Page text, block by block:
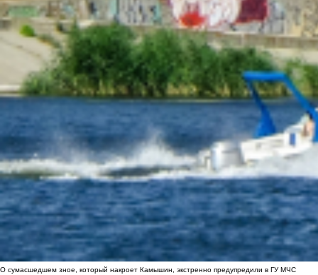
О сумасшедшем зное, который накроет Камышин, экстренно предупредили в ГУ МЧС